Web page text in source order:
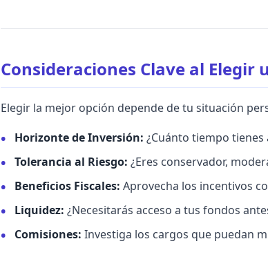
Consideraciones Clave al Elegir
Elegir la mejor opción depende de tu situación
Horizonte de Inversión: ¿Cuánto tiempo
Tolerancia al Riesgo: ¿Eres conservador,
Beneficios Fiscales: Aprovecha los incentivos
Liquidez: ¿Necesitarás acceso a tus fondos
Comisiones: Investiga los cargos que puedan